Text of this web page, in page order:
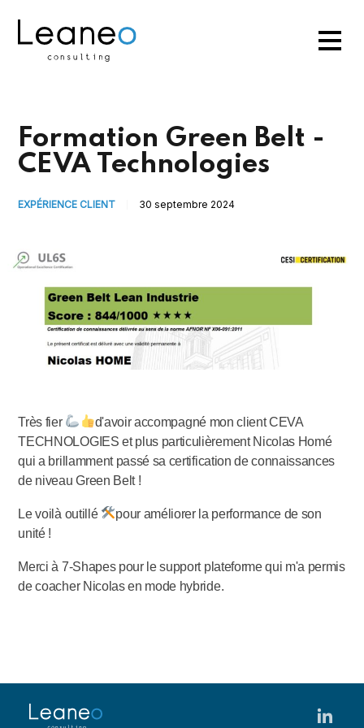
Formation Green Belt -
CEVA Technologies
EXPÉRIENCE CLIENT 30 septembre 2024
Très fier
d'avoir accompagné mon client CEVA
TECHNOLOGIES et plus particulièrement Nicolas Homé
qui a brillamment passé sa certification de connaissances
de niveau Green Belt !
Le voilà outillé
pour améliorer la performance de son
unité !
Merci à 7-Shapes pour le support plateforme qui m'a permis
de coacher Nicolas en mode hybride.